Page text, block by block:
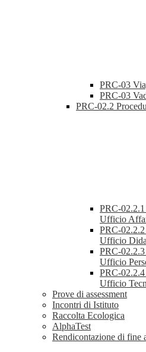
PRC-03
PRC-03
PRC-02.2
PRC-
Ufficio
PRC-
Ufficio
PRC-
Ufficio
PRC-
Ufficio
Prove di assessment
Incontri di Istituto
Raccolta Ecologica
AlphaTest
Rendicontazione di fine